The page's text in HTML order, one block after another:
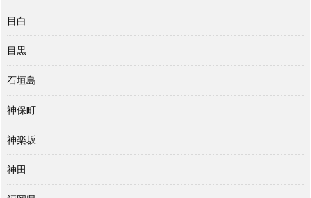
目白
目黒
石垣島
神保町
神楽坂
神田